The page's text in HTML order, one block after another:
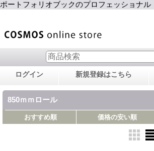
ポートフォリオブックのプロフェッショナル
ログイン 新規登録はこちら
850ｍｍロール
おすすめ順 価格の安い順